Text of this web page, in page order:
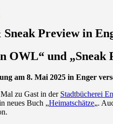
Preview in
OWL“ und „Sneak
am 8. Mai 2025 in Enger
zu Gast in der Stadtbücherei
neues Buch „Heimatschätze„.